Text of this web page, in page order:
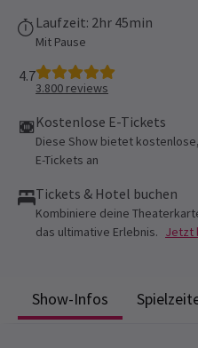
Laufzeit: 2hr 45min
Mit Pause
4.7
3.800 reviews
Kostenlose E-Tickets
Diese Show bietet
E-Tickets an
Tickets & Hotel buchen
Kombiniere deine
das ultimative Erlebnis. Jetzt
Show-Infos